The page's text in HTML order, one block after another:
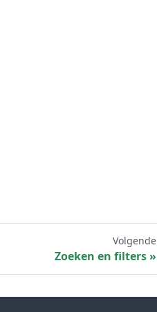
Volgende
Zoeken en filters